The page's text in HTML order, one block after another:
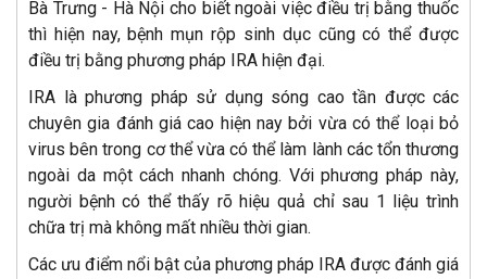
Bà Trưng - Hà Nội cho biết ngoài việc điều trị bằng thuốc
thì hiện nay, bệnh mụn rộp sinh dục cũng có thể được
điều trị bằng phương pháp IRA hiện đại.
IRA là phương pháp sử dụng sóng cao tần được các
chuyên gia đánh giá cao hiện nay bởi vừa có thể loại bỏ
virus bên trong cơ thể vừa có thể làm lành các tổn thương
ngoài da một cách nhanh chóng. Với phương pháp này,
người bệnh có thể thấy rõ hiệu quả chỉ sau 1 liệu trình
chữa trị mà không mất nhiều thời gian.
Các ưu điểm nổi bật của phương pháp IRA được đánh giá